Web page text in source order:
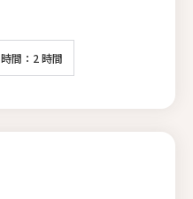
時間：2 時間